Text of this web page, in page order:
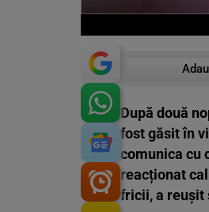
După două
fost găsit în
comunica cu
reacționat
fricii, a reușit